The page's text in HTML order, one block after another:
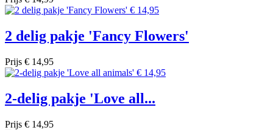
2 delig pakje 'Fancy Flowers'
Prijs € 14,95
2-delig pakje 'Love all...
Prijs € 14,95